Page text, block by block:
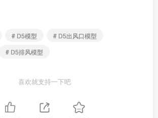
# D5模型
# D5出风口模型
# D5排风模型
喜欢就支持一下吧